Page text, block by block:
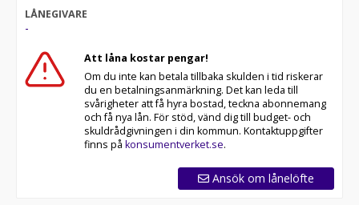
LÅNEGIVARE
-
Att låna kostar pengar!
Om du inte kan betala tillbaka skulden i tid riskerar
du en betalningsanmärkning. Det kan leda till
svårigheter att få hyra bostad, teckna abonnemang
och få nya lån. För stöd, vänd dig till budget- och
skuldrådgivningen i din kommun. Kontaktuppgifter
finns på konsumentverket.se.
Ansök om lånelöfte